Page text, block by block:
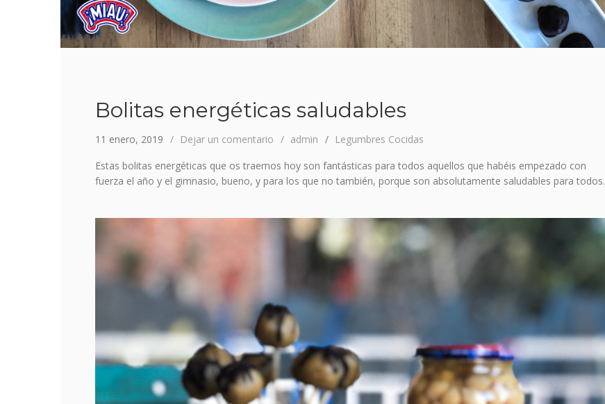
Bolitas energéticas saludables
11 enero, 2019 Dejar un comentario admin
Legumbres Cocidas
Estas bolitas energéticas que os traemos hoy son fantásticas para todos aquellos que habéis empezado con
fuerza el año y el gimnasio, bueno, y para los que no también, porque son absolutamente saludables para todos.